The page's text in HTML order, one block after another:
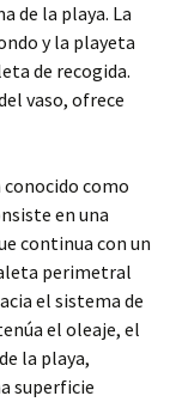
de la playa. La
y la playeta
de recogida.
vaso, ofrece
como
en una
continua con un
perimetral
el sistema de
el oleaje, el
la playa,
superficie